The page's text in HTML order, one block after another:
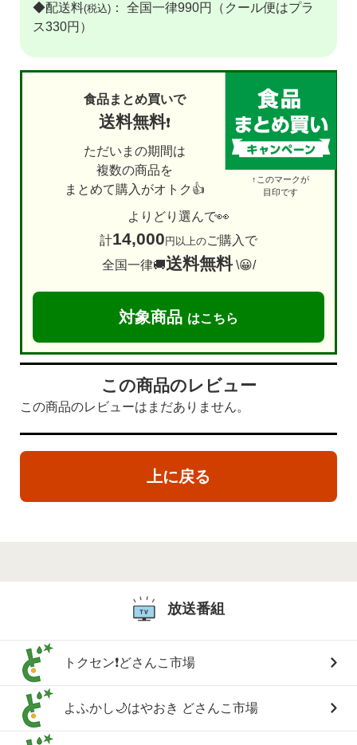
◆配送料(税込) ： 全国一律990円（クール便はプラ
ス330円）
↑このマークが
目印です
食品まとめ買いで
送料無料❗
ただいまの期間は
複数の商品を
まとめて購入がオトク👍
よりどり選んで👀
計14,000円以上のご購入で
全国一律🚚送料無料\😀/
対象商品 はこちら
この商品のレビュー
この商品のレビューはまだありません。
上に戻る
放送番組
トクセン❗どさんこ市場
よふかし🌙はやおき どさんこ市場